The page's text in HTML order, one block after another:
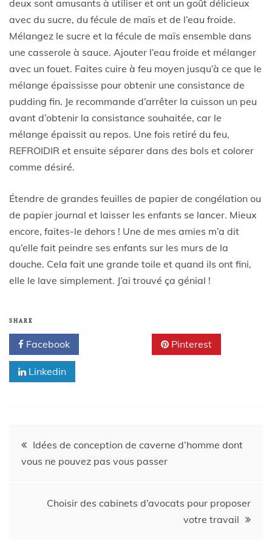
deux sont amusants à utiliser et ont un goût délicieux
avec du sucre, du fécule de maïs et de l’eau froide.
Mélangez le sucre et la fécule de maïs ensemble dans
une casserole à sauce. Ajouter l’eau froide et mélanger
avec un fouet. Faites cuire à feu moyen jusqu’à ce que le
mélange épaississe pour obtenir une consistance de
pudding fin. Je recommande d’arrêter la cuisson un peu
avant d’obtenir la consistance souhaitée, car le
mélange épaissit au repos. Une fois retiré du feu,
REFROIDIR et ensuite séparer dans des bols et colorer
comme désiré.
Étendre de grandes feuilles de papier de congélation ou
de papier journal et laisser les enfants se lancer. Mieux
encore, faites-le dehors ! Une de mes amies m’a dit
qu’elle fait peindre ses enfants sur les murs de la
douche. Cela fait une grande toile et quand ils ont fini,
elle le lave simplement. J’ai trouvé ça génial !
SHARE
Facebook Pinterest
Linkedin
Idées de conception de caverne d’homme dont
vous ne pouvez pas vous passer
Choisir des cabinets d’avocats pour proposer
votre travail